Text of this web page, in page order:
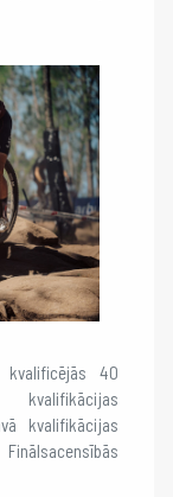
kvalificējās 40
kvalifikācijas